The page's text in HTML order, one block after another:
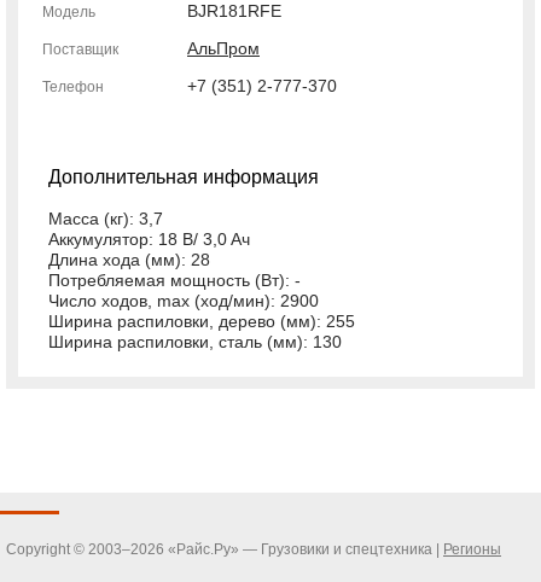
Модель BJR181RFE
Поставщик АльПром
Телефон +7 (351) 2-777-370
Дополнительная информация
Масса (кг): 3,7
Аккумулятор: 18 B/ 3,0 Aч
Длина хода (мм): 28
Потребляемая мощность (Вт): -
Число ходов, max (ход/мин): 2900
Ширина распиловки, дерево (мм): 255
Ширина распиловки, сталь (мм): 130
Copyright © 2003–2026 «Райс.Ру» — Грузовики и спецтехника | Регионы